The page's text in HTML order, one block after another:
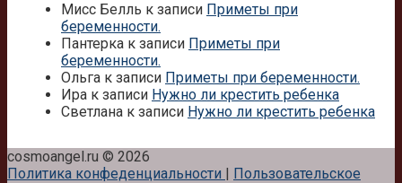
Мисс Белль к записи Приметы при
беременности.
Пантерка к записи Приметы при
беременности.
Ольга к записи Приметы при беременности.
Ира к записи Нужно ли крестить ребенка
Светлана к записи Нужно ли крестить ребенка
cosmoangel.ru © 2026
Политика конфеденциальности
Пользовательское